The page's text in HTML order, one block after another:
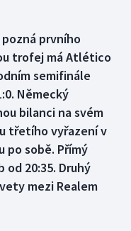
prvního
trofej má Atlético
semifinále
Německý
bilanci na svém
třetího vyřazení v
po sobě. Přímý
od 20:35. Druhý
mezi Realem